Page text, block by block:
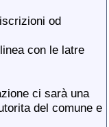
od
con le latre
ci sarà una
del comune e